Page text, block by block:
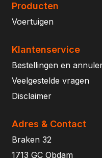
Producten
Voertuigen
Klantenservice
Bestellingen en
Veelgestelde vragen
Disclaimer
Adres & Contact
Braken 32
1713 GC Obdam